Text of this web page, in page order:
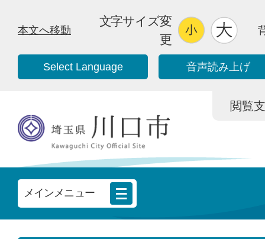
本文へ移動
文字サイズ変
更
Select Language 音声読み上げ
閲覧
メインメニュー